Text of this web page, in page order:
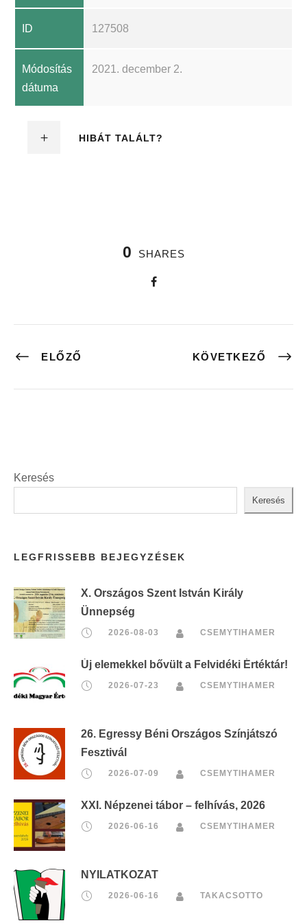
ID 127508
Módosítás
dátuma
2021. december 2.
HIBÁT TALÁLT?
0 SHARES
ELŐZŐ KÖVETKEZŐ
Keresés
Keresés
LEGFRISSEBB BEJEGYZÉSEK
X. Országos Szent István Király
Ünnepség
2026-08-03 CSEMYTIHAMER
Új elemekkel bővült a Felvidéki Értéktár!
2026-07-23 CSEMYTIHAMER
26. Egressy Béni Országos Színjátszó
Fesztivál
2026-07-09 CSEMYTIHAMER
XXI. Népzenei tábor – felhívás, 2026
2026-06-16 CSEMYTIHAMER
NYILATKOZAT
2026-06-16 TAKACSOTTO